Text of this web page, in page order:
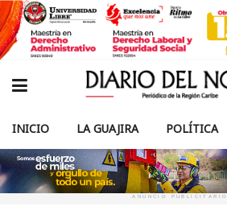
INICIO LA GUAJIRA POLÍTICA
ANUNCIO PUBLICITARIO